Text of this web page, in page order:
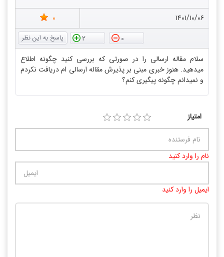
۱۴۰۱/۱۰/۰۶
0
0
2
سلام مقاله ارسالی را در صورتی که بررسی کنید چگونه اطلاع
میدهید. هنوز خبری مبنی بر پذیرش مقاله ارسالی ام دریافت نکردم
و نمیدانم چگونه پیگیری کنم؟
امتیاز
نام را وارد کنید
ایمیل را وارد کنید